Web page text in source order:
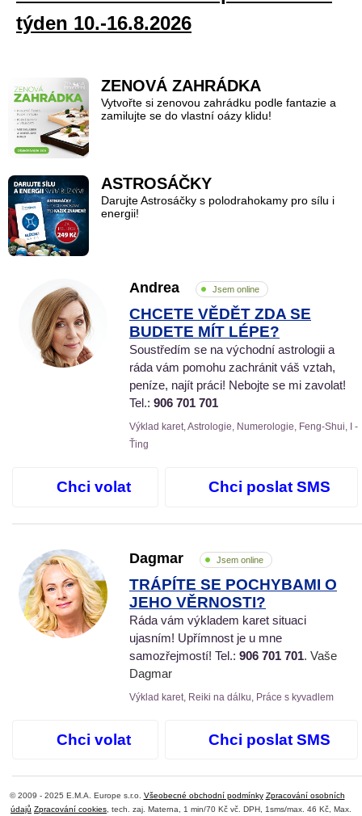
týden 10.-16.8.2026
ZENOVÁ ZAHRÁDKA
Vytvořte si zenovou zahrádku podle fantazie a
zamilujte se do vlastní oázy klidu!
ASTROSÁČKY
Darujte Astrosáčky s polodrahokamy pro sílu i
energii!
Andrea Jsem online
CHCETE VĚDĚT ZDA SE
BUDETE MÍT LÉPE?
Soustředím se na východní astrologii a
ráda vám pomohu zachránit váš vztah,
peníze, najít práci! Nebojte se mi zavolat!
Tel.: 906 701 701
Výklad karet, Astrologie, Numerologie, Feng-Shui, I -
Ťing
Chci volat Chci poslat SMS
Dagmar Jsem online
TRÁPÍTE SE POCHYBAMI O
JEHO VĚRNOSTI?
Ráda vám výkladem karet situaci
ujasním! Upřímnost je u mne
samozřejmostí! Tel.: 906 701 701. Vaše
Dagmar
Výklad karet, Reiki na dálku, Práce s kyvadlem
Chci volat Chci poslat SMS
© 2009 - 2025 E.M.A. Europe s.r.o. Všeobecné obchodní podmínky Zpracování osobních
údajů Zpracování cookies , tech. zaj. Materna, 1 min/70 Kč vč. DPH, 1sms/max. 46 Kč, Max.